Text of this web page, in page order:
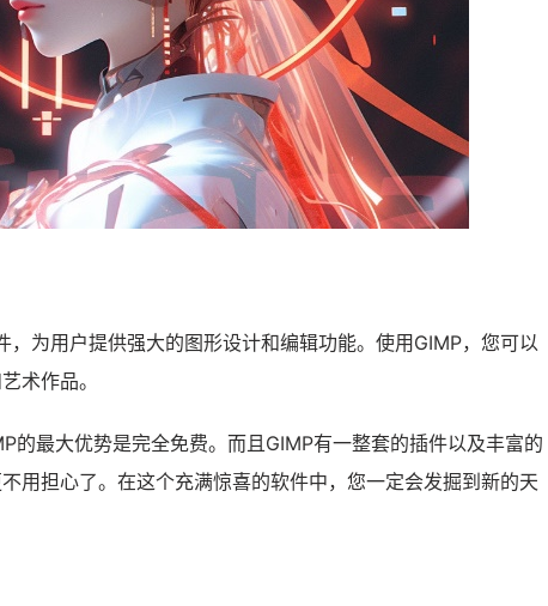
，为用户提供强大的图形设计和编辑功能。使用GIMP，您可以
术作品。
的最大优势是完全免费。而且GIMP有一整套的插件以及丰富的
用担心了。在这个充满惊喜的软件中，您一定会发掘到新的天